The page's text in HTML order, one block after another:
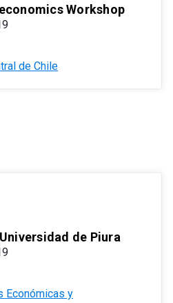
Workshop
de Chile
de Piura
Económicas y